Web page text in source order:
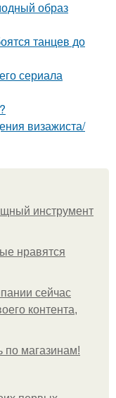
образ
танцев до
сериала
визажиста/
инструмент
нравятся
сейчас
контента,
по магазинам!